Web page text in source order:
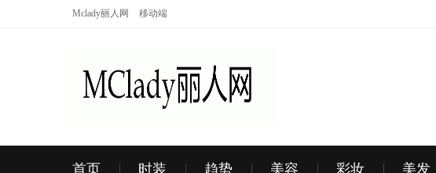
Mclady丽人网 移动端
首页 时装 趋势 美容 彩妆 美发